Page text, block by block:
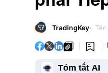
TradingKey
 
Tóm tắt AI